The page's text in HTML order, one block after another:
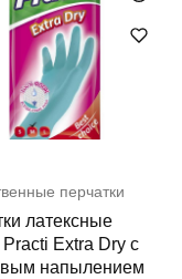
перчатки
латексные
Extra Dry с
напылением